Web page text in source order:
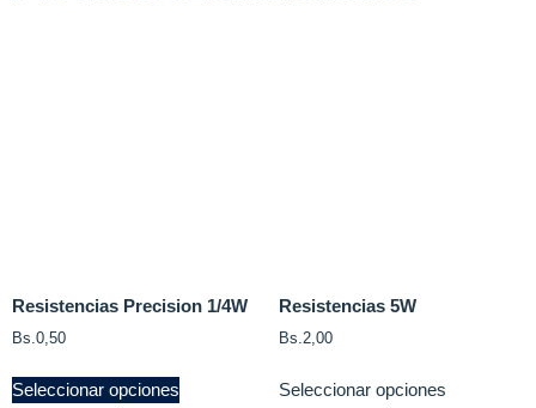
Resistencias Precision 1/4W
Bs. 0,50
Seleccionar opciones
Resistencias 5W
Bs. 2,00
Seleccionar opciones